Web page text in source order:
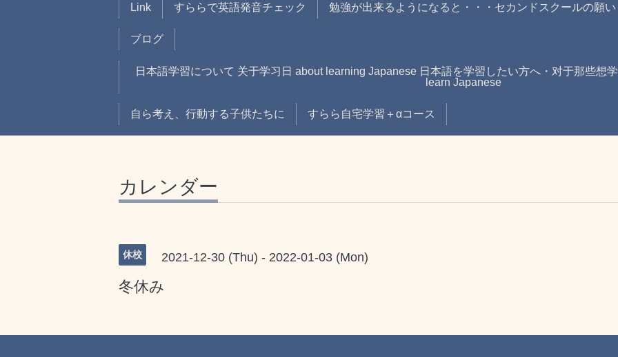
Link すららで英語発音チェック 勉強が出来るようになると・・・セカンドスクールの願い
ブログ
日本語学習について 关于学习日 about learning Japanese 日本語を学習したい方へ・对于那些想
learn Japanese
自ら考え、行動する子供たちに すらら自宅学習＋αコース
カレンダー
休校 2021-12-30 (Thu) - 2022-01-03 (Mon)
冬休み